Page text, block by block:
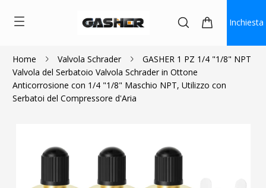
Inchiesta
Home Valvola Schrader
GASHER 1 PZ 1/4 "1/8" NPT
Valvola del Serbatoio Valvola Schrader in Ottone
Anticorrosione con 1/4 "1/8" Maschio NPT, Utilizzo con
Serbatoi del Compressore d'Aria
$1.87